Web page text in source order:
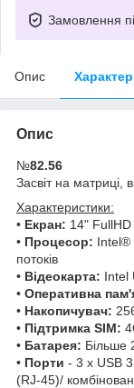
Замовлення
Опис
Опис
№82.56
Засвіт на матриці,
Характеристики:
• Екран: 14"
• Процесор: Intel®
потоків
• Відеокарта: Intel
• Оперативна
• Накопичувач:
• Підтримка SIM:
• Батарея: Більше
• Порти - 3 x USB
(RJ-45)/